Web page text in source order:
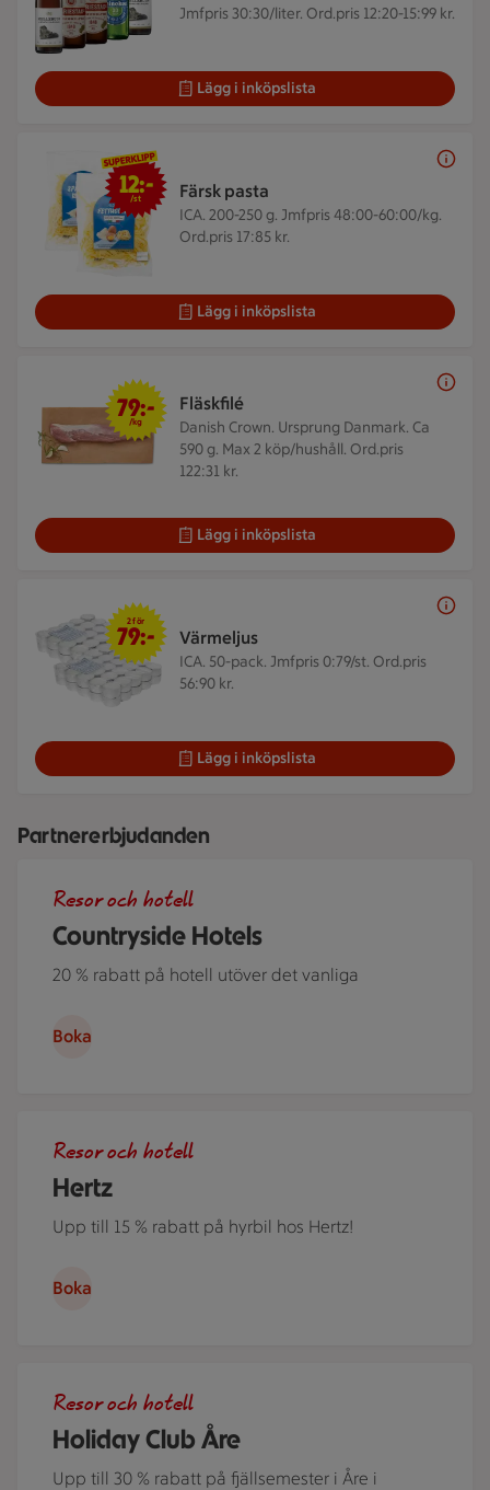
Jmfpris 30:30/liter. Ord.pris 12:20-15:99 kr.
Lägg i inköpslista
Färsk pasta
ICA. 200-250 g. Jmfpris 48:00-60:00/kg.
Ord.pris 17:85 kr.
12 kr/st
12:-
/st
Lägg i inköpslista
Fläskfilé
Danish Crown. Ursprung Danmark. Ca
590 g. Max 2 köp/hushåll. Ord.pris
122:31 kr.
79 kr/kg
79:-
/kg
Lägg i inköpslista
Värmeljus
ICA. 50-pack. Jmfpris 0:79/st. Ord.pris
56:90 kr.
2 för 79 kr
2 för
79:-
Lägg i inköpslista
Partnererbjudanden
Countryside Hotels
Resor och hotell
20 % rabatt på hotell utöver det vanliga
Boka
Hertz
Resor och hotell
Upp till 15 % rabatt på hyrbil hos Hertz!
Boka
Holiday Club Åre
Resor och hotell
Upp till 30 % rabatt på fjällsemester i Åre i